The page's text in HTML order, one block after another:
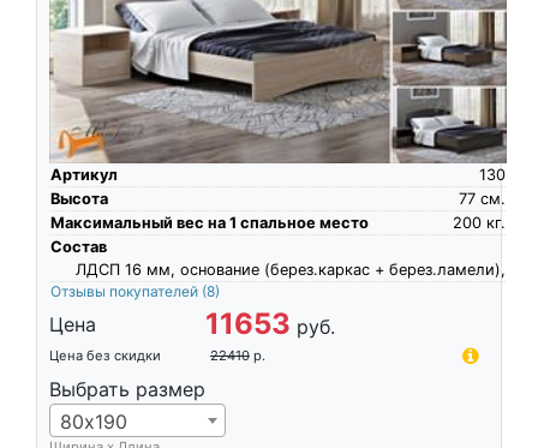
Артикул
130
Высота
см.
77
Максимальный вес на 1 спальное место
кг.
200
Состав
ЛДСП 16 мм, основание (берез.каркас + берез.ламели),
Отзывы покупателей (8)
Цена 11653 руб.
Цена без скидки 22410 р.
Выбрать размер
80х190